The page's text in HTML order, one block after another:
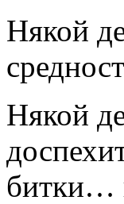
Някой
Някой
битки…